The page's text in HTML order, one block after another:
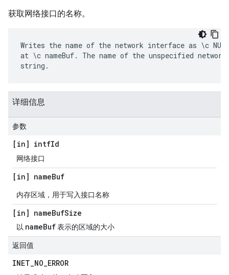
获取网络接口的名称。
Writes the name of the network interface as \c
at \c nameBuf. The name of the unspecified
string.
详细信息
参数
[in] intfId
网络接口
[in] nameBuf
内存区域，用于写入接口名称
[in] nameBufSize
以 nameBuf表示的区域的大小
返回值
INET_NO_ERROR